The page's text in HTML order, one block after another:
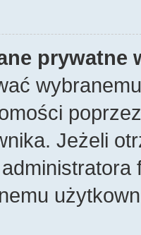
prywatne
Jeżeli